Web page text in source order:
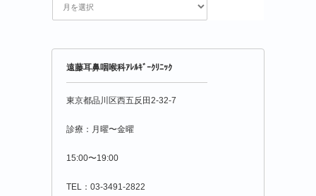
花
粉
遠藤耳鼻咽喉科ｱﾚﾙｷﾞｰｸﾘﾆｯｸ
東京都品川区西五反田2-32-7
診療：月曜〜金曜
15:00〜19:00
TEL：03-3491-2822